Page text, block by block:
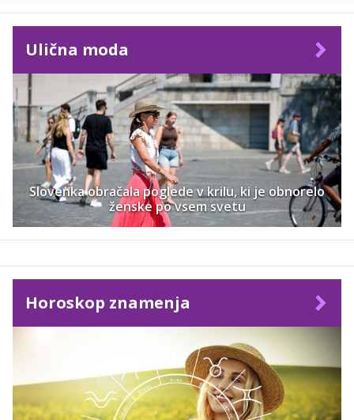
Ulična moda
Slovenka obračala poglede v krilu, ki je obnorelo
ženske po vsem svetu
Horoskop znamenja